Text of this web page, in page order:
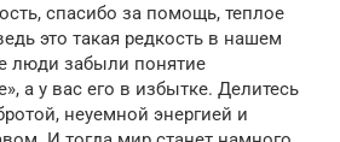
спасибо за помощь, теплое
это такая редкость в нашем
люди забыли понятие
а у вас его в избытке. Делитесь
неуемной энергией и